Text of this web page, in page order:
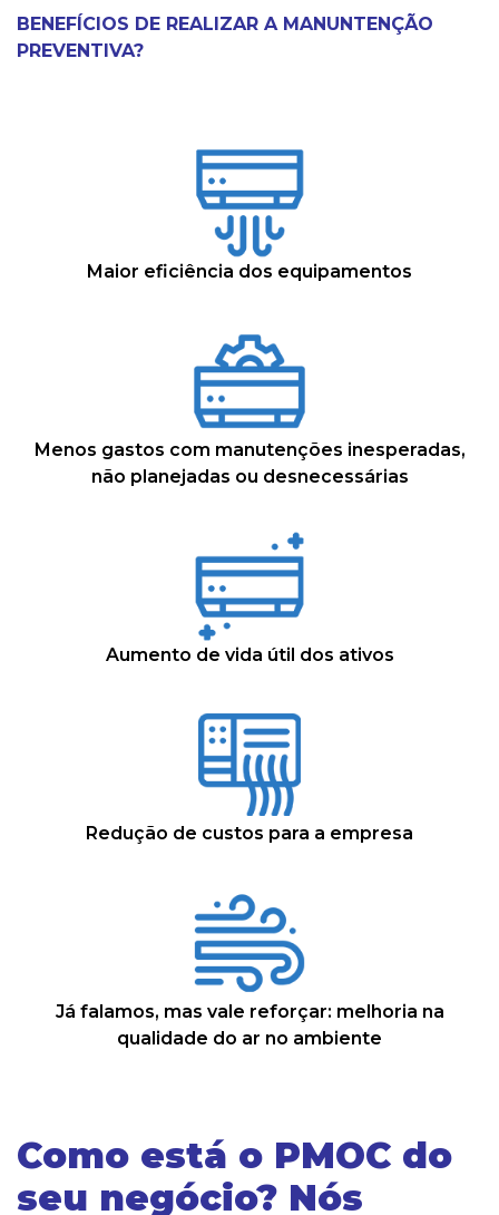
BENEFÍCIOS DE REALIZAR A MANUNTENÇÃO
PREVENTIVA?
Maior eficiência dos equipamentos
Menos gastos com manutenções inesperadas,
não planejadas ou desnecessárias
Aumento de vida útil dos ativos
Redução de custos para a empresa
Já falamos, mas vale reforçar: melhoria na
qualidade do ar no ambiente
Como está o PMOC do
seu negócio? Nós